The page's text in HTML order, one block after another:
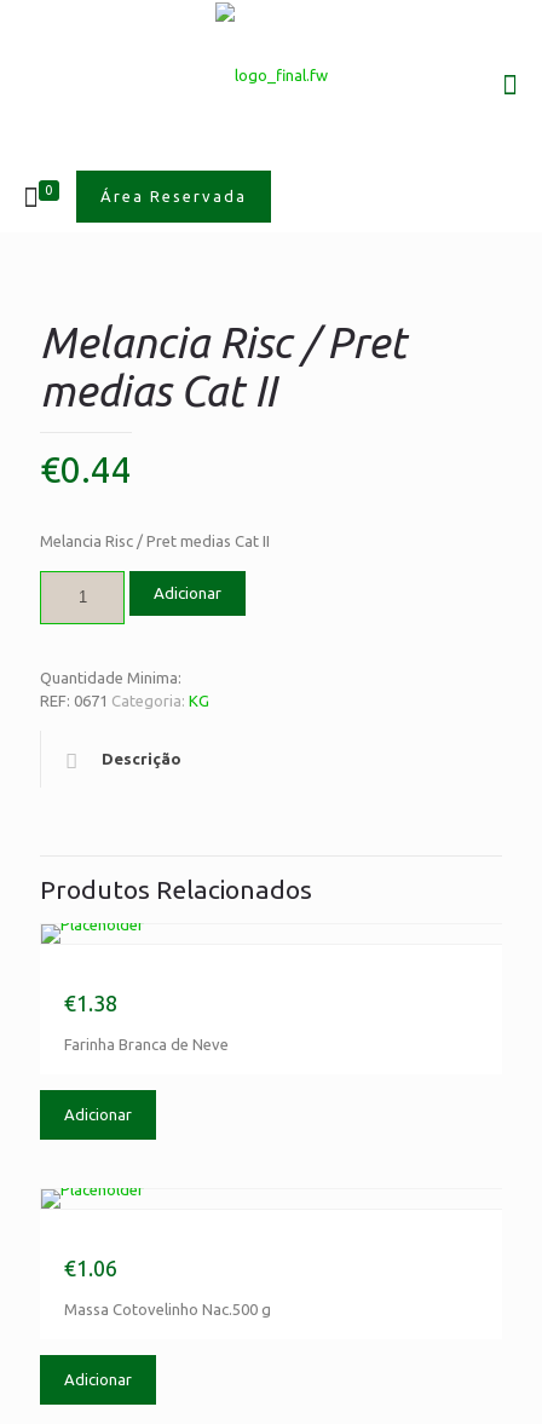
0 Área Reservada
Melancia Risc / Pret
medias Cat II
€0.44
Melancia Risc / Pret medias Cat II
Adicionar
Quantidade Minima:
REF: 0671 Categoria: KG
Descrição
Produtos Relacionados
€1.38
Farinha Branca de Neve
Adicionar
€1.06
Massa Cotovelinho Nac.500 g
Adicionar